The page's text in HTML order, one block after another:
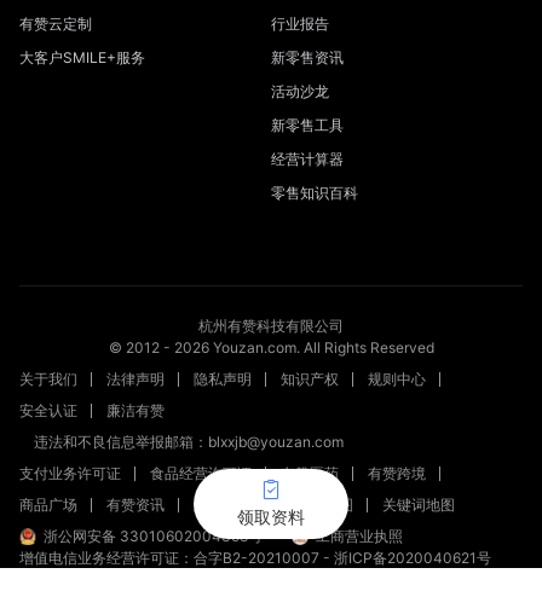
领取资料
有赞云定制
大客户SMILE+服务
行业报告
新零售资讯
活动沙龙
新零售工具
经营计算器
零售知识百科
杭州有赞科技有限公司
© 2012 - 2026Youzan.com. All Rights Reserved
关于我们
法律声明 隐私声明 知识产权
规则中心
安全认证
廉洁有赞
违法和不良信息举报邮箱：blxxjb@youzan.com
支付业务许可证
食品经营许可证 有赞医药
有赞跨境
商品广场
有赞资讯 新零售文章 站点地图
关键词地图
浙公网安备 33010602004358号
工商营业执照
增值电信业务经营许可证：合字B2-20210007 - 浙ICP备2020040621号